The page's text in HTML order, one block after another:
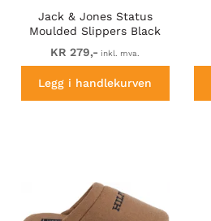
Jack & Jones Status
Moulded Slippers Black
KR 279,- inkl. mva.
Legg i handlekurven